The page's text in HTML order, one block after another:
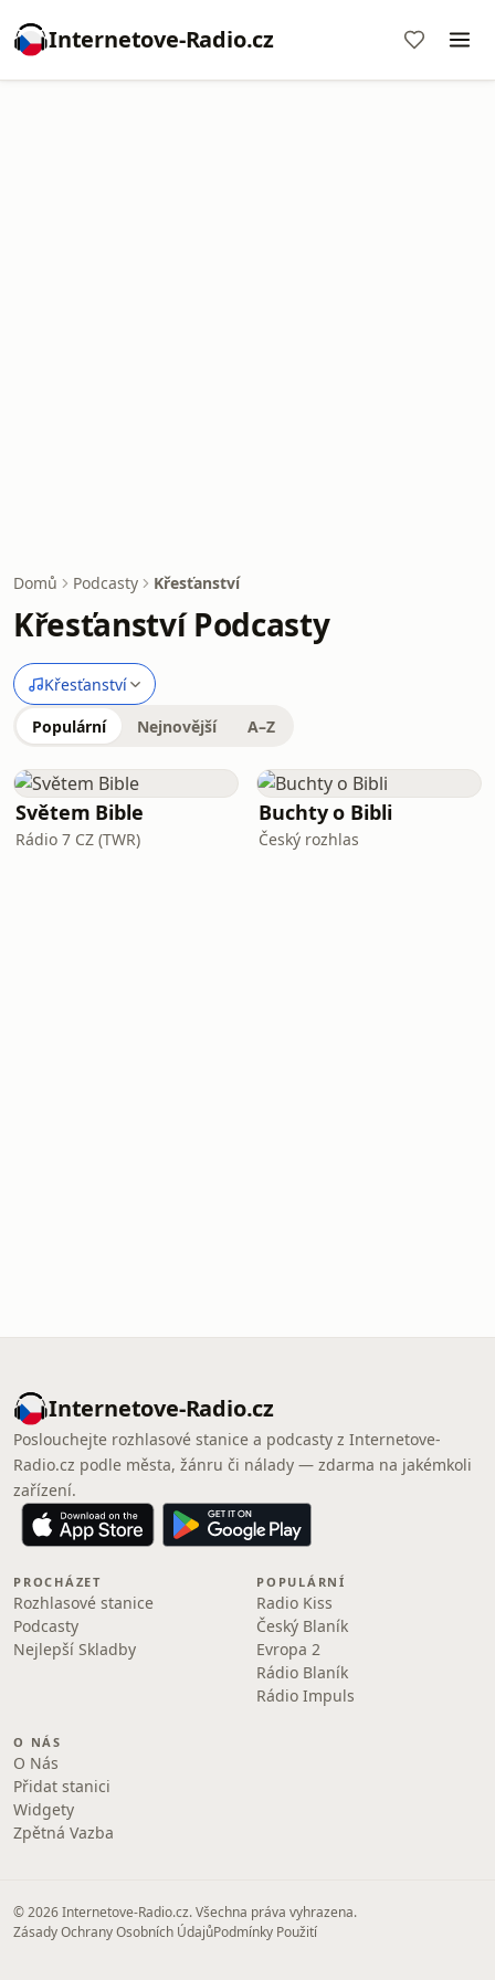
Internetove-Radio.cz
Domů Podcasty Křesťanství
Křesťanství Podcasty
Křesťanství
Populární Nejnovější A–Z
Světem Bible
Rádio 7 CZ (TWR)
Buchty o Bibli
Český rozhlas
Internetove-Radio.cz
Poslouchejte rozhlasové stanice a podcasty z Internetove-
Radio.cz podle města, žánru či nálady — zdarma na jakémkoli
zařízení.
PROCHÁZET
Rozhlasové stanice
Podcasty
Nejlepší Skladby
POPULÁRNÍ
Radio Kiss
Český Blaník
Evropa 2
Rádio Blaník
Rádio Impuls
O NÁS
O Nás
Přidat stanici
Widgety
Zpětná Vazba
© 2026 Internetove-Radio.cz. Všechna práva vyhrazena.
Zásady Ochrany Osobních ÚdajůPodmínky Použití